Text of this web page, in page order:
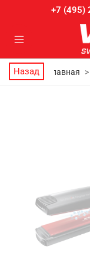
+7 (495)
Назад Главная